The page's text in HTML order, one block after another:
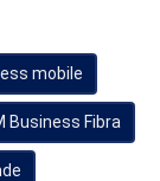
mobile
Business Fibra